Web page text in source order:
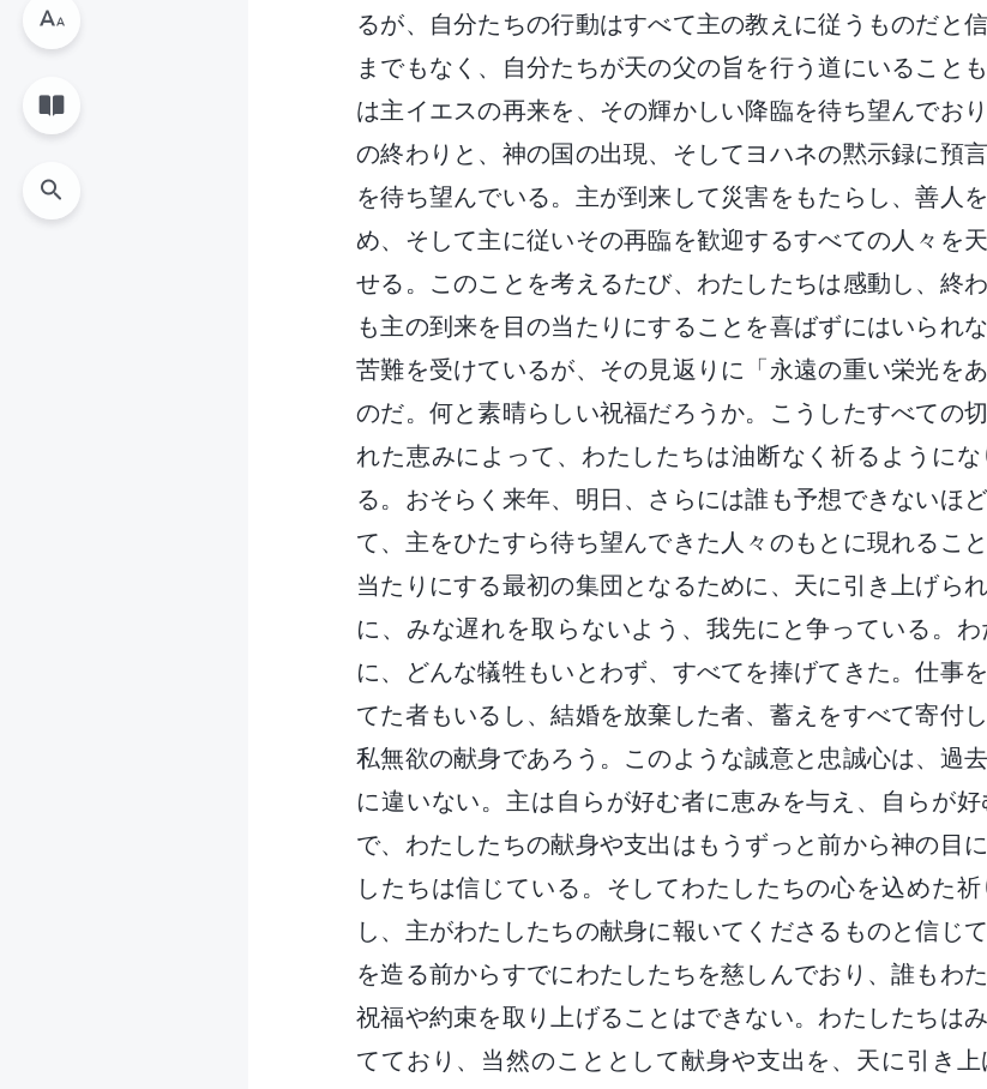
るが、自分たちの行動はすべて主の教えに従うものだと
までもなく、自分たちが天の父の旨を行う道にいること
は主イエスの再来を、その輝かしい降臨を待ち望んでお
の終わりと、神の国の出現、そしてヨハネの黙示録に預
を待ち望んでいる。主が到来して災害をもたらし、善人
め、そして主に従いその再臨を歓迎するすべての人々を
せる。このことを考えるたび、わたしたちは感動し、終
も主の到来を目の当たりにすることを喜ばずにはいられ
苦難を受けているが、その見返りに「永遠の重い栄光を
のだ。何と素晴らしい祝福だろうか。こうしたすべての
れた恵みによって、わたしたちは油断なく祈るように
る。おそらく来年、明日、さらには誰も予想できないほ
て、主をひたすら待ち望んできた人々のもとに現れるこ
当たりにする最初の集団となるために、天に引き上げら
に、みな遅れを取らないよう、我先にと争っている。
に、どんな犠牲もいとわず、すべてを捧げてきた。仕事
てた者もいるし、結婚を放棄した者、蓄えをすべて寄付
私無欲の献身であろう。このような誠意と忠誠心は、過
に違いない。主は自らが好む者に恵みを与え、自らが
で、わたしたちの献身や支出はもうずっと前から神の目
したちは信じている。そしてわたしたちの心を込めた
し、主がわたしたちの献身に報いてくださるものと信じ
を造る前からすでにわたしたちを慈しんでおり、誰もわ
祝福や約束を取り上げることはできない。わたしたちは
てており、当然のこととして献身や支出を、天に引き